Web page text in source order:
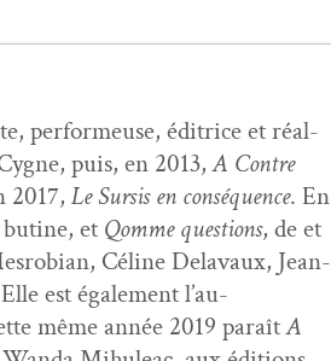
per­formeuse, éditrice et réal­
puis, en 2013,A Con­tre
2017, Le Sur­sis en con­séquence. En
et Qomme ques­tions, de et
Céline Delavaux, Jean-
est égale­ment l’au­
même année 2019 paraîtA